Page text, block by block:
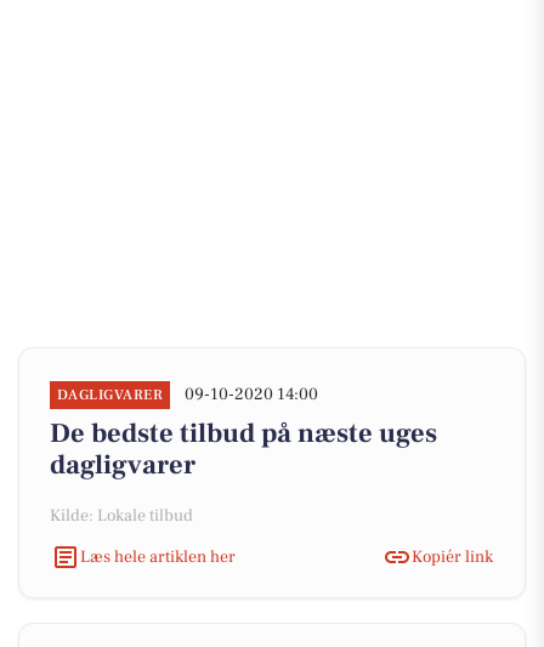
DAGLIGVARER 09-10-2020 14:00
De bedste tilbud på næste uges
dagligvarer
Kilde: Lokale tilbud
Læs hele artiklen her
Kopiér link